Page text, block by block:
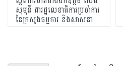
សុមុនី ជារដ្ឋលេខាធិការប្រចាំការ
នៃក្រសួងធម្មការ និងសាសនា